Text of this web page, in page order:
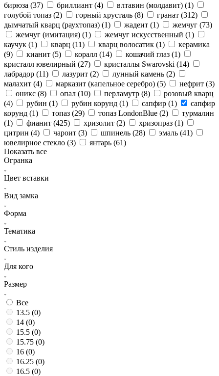
бирюза (37) бриллиант (4) влтавин (молдавит) (1)
голубой топаз (2) горный хрусталь (8) гранат (312)
дымчатый кварц (раухтопаз) (1) жадеит (1) жемчуг (73)
жемчуг (имитация) (1) жемчуг искусственный (1)
каучук (1) кварц (11) кварц волосатик (1)
керамика
(9) кианит (5) коралл (14) кошачий глаз (1)
кристалл ювелирный (27) кристаллы Swarovski (14)
лабрадор (11) лазурит (2) лунный камень (2)
малахит (4) марказит (капельное серебро) (5) нефрит (3)
оникс (8) опал (10) перламутр (8)
розовый кварц
(4) рубин (1) рубин корунд (1) сапфир (1)
сапфир
корунд (1) топаз (29) топаз LondonBlue (2)
турмалин
(1) фианит (425) хризолит (2) хризопраз (1)
цитрин (4) чароит (3) шпинель (28) эмаль (41)
ювелирное стекло (3) янтарь (61)
Показать все
Огранка
Цвет вставки
Вид замка
Форма
Тематика
Стиль изделия
Для кого
Размер
Все
13.5 (0)
14 (0)
15.5 (0)
15.75 (0)
16 (0)
16.25 (0)
16.5 (0)